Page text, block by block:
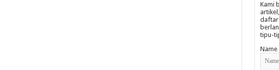
Kami
daftar
tipu-
Name